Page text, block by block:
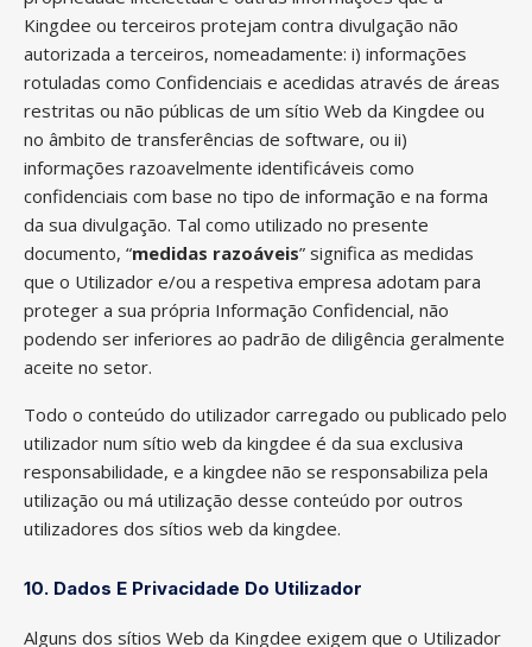
Kingdee ou terceiros protejam contra divulgação não
autorizada a terceiros, nomeadamente: i) informações
rotuladas como Confidenciais e acedidas através de áreas
restritas ou não públicas de um sítio Web da Kingdee ou
no âmbito de transferências de software, ou ii)
informações razoavelmente identificáveis como
confidenciais com base no tipo de informação e na forma
da sua divulgação. Tal como utilizado no presente
documento, “medidas razoáveis” significa as medidas
que o Utilizador e/ou a respetiva empresa adotam para
proteger a sua própria Informação Confidencial, não
podendo ser inferiores ao padrão de diligência geralmente
aceite no setor.
Todo o conteúdo do utilizador carregado ou publicado pelo
utilizador num sítio web da kingdee é da sua exclusiva
responsabilidade, e a kingdee não se responsabiliza pela
utilização ou má utilização desse conteúdo por outros
utilizadores dos sítios web da kingdee.
10. Dados E Privacidade Do Utilizador
Alguns dos sítios Web da Kingdee exigem que o Utilizador